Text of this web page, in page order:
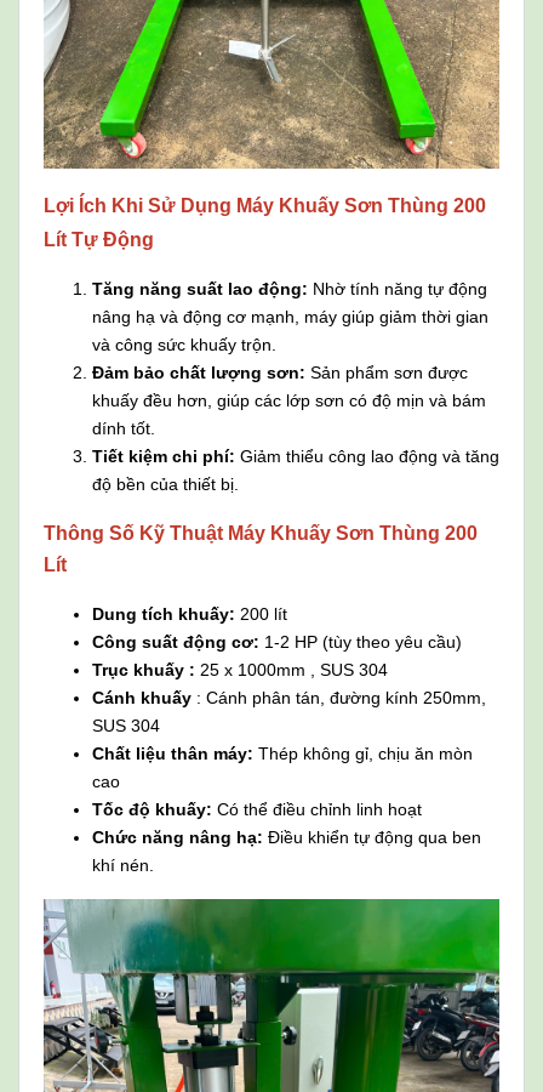
Lợi Ích Khi Sử Dụng Máy Khuấy Sơn Thùng 200
Lít Tự Động
Tăng năng suất lao động: Nhờ tính năng tự động
nâng hạ và động cơ mạnh, máy giúp giảm thời gian
và công sức khuấy trộn.
Đảm bảo chất lượng sơn: Sản phẩm sơn được
khuấy đều hơn, giúp các lớp sơn có độ mịn và bám
dính tốt.
Tiết kiệm chi phí: Giảm thiểu công lao động và tăng
độ bền của thiết bị.
Thông Số Kỹ Thuật Máy Khuấy Sơn Thùng 200
Lít
Dung tích khuấy: 200 lít
Công suất động cơ: 1-2 HP (tùy theo yêu cầu)
Trục khuấy : 25 x 1000mm , SUS 304
Cánh khuấy : Cánh phân tán, đường kính 250mm,
SUS 304
Chất liệu thân máy: Thép không gỉ, chịu ăn mòn
cao
Tốc độ khuấy: Có thể điều chỉnh linh hoạt
Chức năng nâng hạ: Điều khiển tự động qua ben
khí nén.